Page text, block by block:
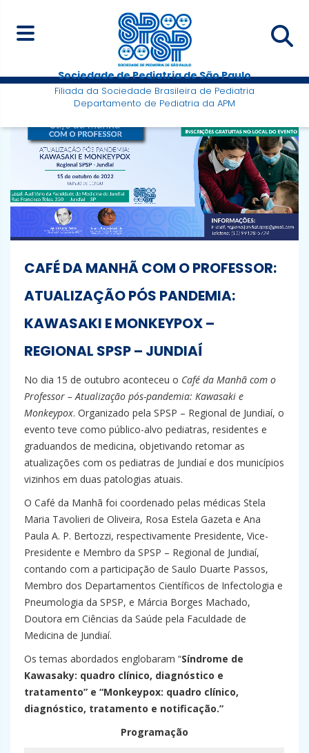
Sociedade de Pediatria de São Paulo
Filiada da Sociedade Brasileira de Pediatria
Departamento de Pediatria da APM
CAFÉ DA MANHÃ COM O PROFESSOR:
ATUALIZAÇÃO PÓS PANDEMIA:
KAWASAKI E MONKEYPOX –
REGIONAL SPSP – JUNDIAÍ
No dia 15 de outubro aconteceu o Café da Manhã com o
Professor – Atualização pós-pandemia: Kawasaki e
Monkeypox. Organizado pela SPSP – Regional de Jundiaí, o
evento teve como público-alvo pediatras, residentes e
graduandos de medicina, objetivando retomar as
atualizações com os pediatras de Jundiaí e dos municípios
vizinhos em duas patologias atuais.
O Café da Manhã foi coordenado pelas médicas Stela
Maria Tavolieri de Oliveira, Rosa Estela Gazeta e Ana
Paula A. P. Bertozzi, respectivamente Presidente, Vice-
Presidente e Membro da SPSP – Regional de Jundiaí,
contando com a participação de Saulo Duarte Passos,
Membro dos Departamentos Científicos de Infectologia e
Pneumologia da SPSP, e Márcia Borges Machado,
Doutora em Ciências da Saúde pela Faculdade de
Medicina de Jundiaí.
Os temas abordados englobaram “Síndrome de
Kawasaky: quadro clínico, diagnóstico e
tratamento” e “Monkeypox: quadro clínico,
diagnóstico, tratamento e notificação.”
Programação